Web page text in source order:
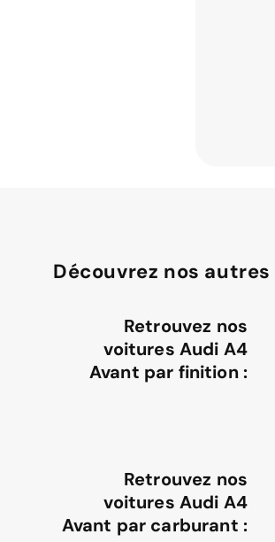
Découvrez nos
Retrouvez nos
voitures Audi A4
Avant par finition :
Retrouvez nos
voitures Audi A4
Avant par carburant :